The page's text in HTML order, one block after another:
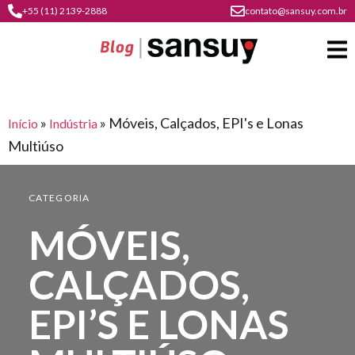
+55 (11) 2139-2888 contato@sansuy.com.br
A
Sansuy
do
plástico
institucional
materiais
gratuitos
psicultura
soluções
em
água
soluções
Coberturas
barracas
sansuy
barracas
Indústria
comunicação
visual
Início » Indústria » Móveis, Calçados, EPI's e Lonas
Multiúso
CATEGORIA
MÓVEIS,
CALÇADOS,
EPI’S E LONAS